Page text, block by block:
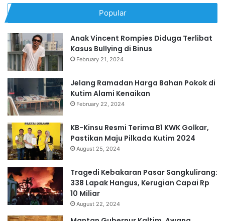
Popular
Anak Vincent Rompies Diduga Terlibat
Kasus Bullying di Binus
February 21, 2024
Jelang Ramadan Harga Bahan Pokok di
Kutim Alami Kenaikan
February 22, 2024
KB-Kinsu Resmi Terima B1 KWK Golkar,
Pastikan Maju Pilkada Kutim 2024
August 25, 2024
Tragedi Kebakaran Pasar Sangkulirang:
338 Lapak Hangus, Kerugian Capai Rp
10 Miliar
August 22, 2024